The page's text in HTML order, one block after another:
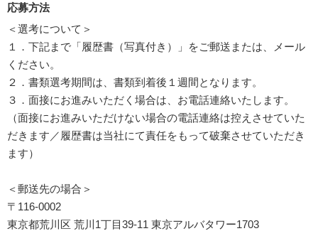
応募方法
＜選考について＞
１．下記まで「履歴書（写真付き）」をご郵送または、メール
ください。
２．書類選考期間は、書類到着後１週間となります。
３．面接にお進みいただく場合は、お電話連絡いたします。
（面接にお進みいただけない場合の電話連絡は控えさせていた
だきます／履歴書は当社にて責任をもって破棄させていただき
ます）
＜郵送先の場合＞
〒116-0002
東京都荒川区 荒川1丁目39-11 東京アルバタワー1703